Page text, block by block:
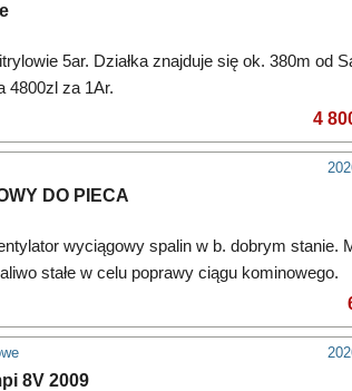
5ar. Działka znajduje się ok. 380m od
4800zl za 1Ar.
4
DO PIECA
wyciągowy spalin w b. dobrym stanie.
stałe w celu poprawy ciągu kominowego.
8V 2009